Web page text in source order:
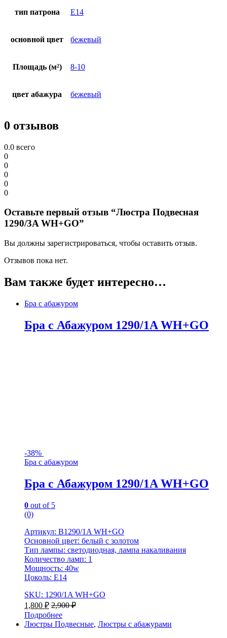
тип патрона E14
основной цвет бежевый
Площадь (м²) 8-10
цвет абажура бежевый
0 отзывов
0.0 всего
0
0
0
0
0
Оставьте первый отзыв “Люстра Подвесная
1290/3A WH+GO”
Вы должны зарегистрироваться, чтобы оставить отзыв.
Отзывов пока нет.
Вам также будет интересно…
Бра с абажуром
Бра с Абажуром 1290/1A WH+GO
-38%
Бра с абажуром
Бра с Абажуром 1290/1A WH+GO
0 out of 5
(0)
Артикул: B1290/1A WH+GO
Основной цвет: белый с золотом
Тип лампы: светодиодная, лампа накаливания
Количество ламп: 1
Мощность: 40w
Цоколь: Е14
SKU: 1290/1A WH+GO
1,800 ₽ 2,900₽
Подробнее
Люстры Подвесные, Люстры с абажурами